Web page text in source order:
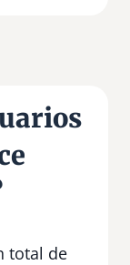
total de